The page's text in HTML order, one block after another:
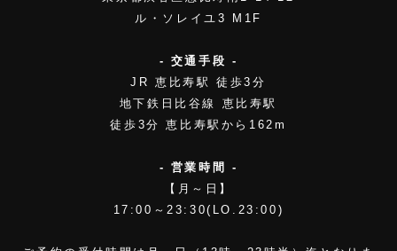
ル・ソレイユ3 M1F
- 交通手段 -
JR 恵比寿駅 徒歩3分
地下鉄日比谷線 恵比寿駅
徒歩3分 恵比寿駅から162m
- 営業時間 -
【月～日】
17:00～23:30(LO.23:00)